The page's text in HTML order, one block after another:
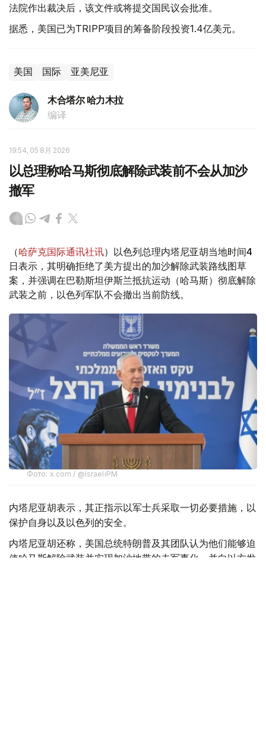
法院作出裁决后，该文件或将提交国民议会批准。
据悉，美国已为TRIPP项目的筹备阶段投资1.4亿美元。
美国 国际 亚美尼亚
木合塔尔 哈力木拉
编译
19:54, 05 8月 2026
以总理称哈马斯彻底解除武装前不会从加沙
撤军
（哈萨克国际通讯社讯）以色列总理内塔尼亚胡当地时间4
日表示，其明确拒绝了美方提出的加沙解除武装路线图草
案，并强调在巴勒斯坦伊斯兰抵抗运动（哈马斯）彻底解除
武装之前，以色列军队不会撤出当前防线。
Фото: x.com / @IsraeliPM
内塔尼亚胡表示，其正指示以军士兵采取一切必要措施，以
保护自身以及以色列的安全。
内塔尼亚胡还称，美国总统特朗普及其团队认为他们能够迫
使哈马斯解除武装并实现加沙地带的去军事化，并向以方发